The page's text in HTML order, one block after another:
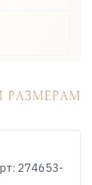
274653-